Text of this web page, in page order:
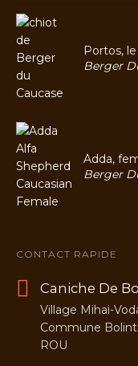
Portos,
Berger
Adda,
Berger
CONTACT RAPIDE
Caniche De
Village Mihai-
Commune
ROU